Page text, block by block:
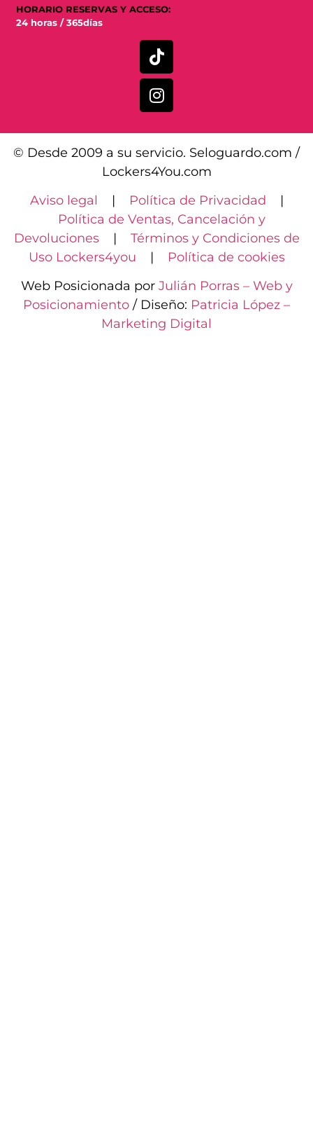
HORARIO RESERVAS Y ACCESO:
24 horas / 365días
© Desde 2009 a su servicio. Seloguardo.com /
Lockers4You.com
Aviso legal | Política de Privacidad |
Política de Ventas, Cancelación y
Devoluciones| Términos y Condiciones de
Uso Lockers4you |
Política de cookies
Web Posicionada por Julián Porras – Web y
Posicionamiento / Diseño: Patricia López –
Marketing Digital